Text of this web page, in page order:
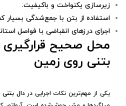
زیرسازی یکنواخت و باکیفیت.
استفاده از بتن با جمع‌شدگی بسیار
اجرای درزهای انقباضی با فواصل استاندارد
محل صحیح قرارگیری
بتنی روی زمین
یکی از مهم‌ترین نکات اجرایی دردال